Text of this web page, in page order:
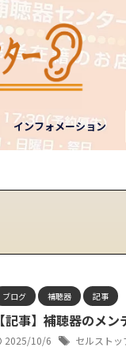
インフォメーション
ブログ 補聴器 記事
【記事】補聴器のメ
2025/10/6 セルストッ